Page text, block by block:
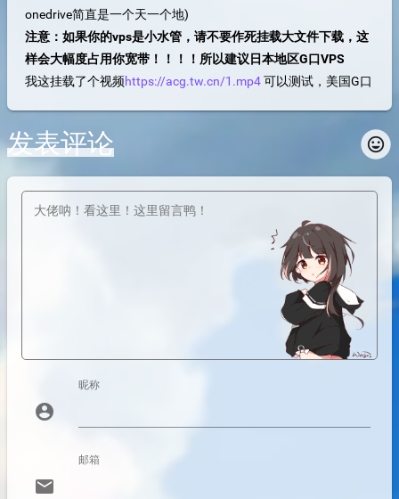
onedrive简直是一个天一个地)
注意：如果你的vps是小水管，请不要作死挂载大文件下载，这
样会大幅度占用你宽带！！！！所以建议日本地区G口VPS
我这挂载了个视频https://acg.tw.cn/1.mp4可以测试，美国G口
insert_emoticon
发表评论
account_circle
昵称
email
邮箱